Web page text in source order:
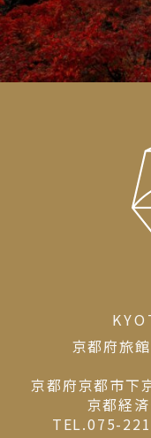
京都府旅
京都府京都市下
京都経
TEL.075-